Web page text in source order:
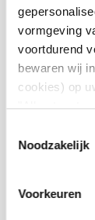
vormgeving
voortdurend
bewaren wij
cookies) op
"Alles
U kunt uw
pagina op
keuzes
hebben geen
Noodzakelijk
Voorkeuren
Allowable
Terminal